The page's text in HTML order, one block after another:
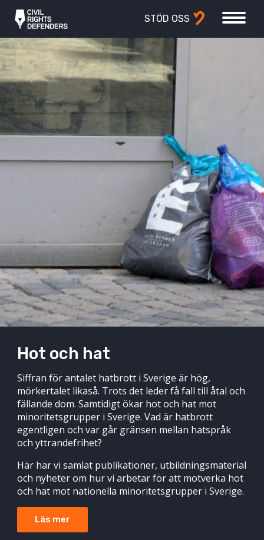
STÖD OSS
Hot och hat
Siffran för antalet hatbrott i Sverige är hög,
mörkertalet likaså. Trots det leder få fall till åtal och
fällande dom. Samtidigt ökar hot och hat mot
minoritetsgrupper i Sverige. Vad är hatbrott
egentligen och var går gränsen mellan hatspråk
och yttrandefrihet?
Här har vi samlat publikationer, utbildningsmaterial
och nyheter om hur vi arbetar för att motverka hot
och hat mot nationella minoritetsgrupper i Sverige.
Läs mer